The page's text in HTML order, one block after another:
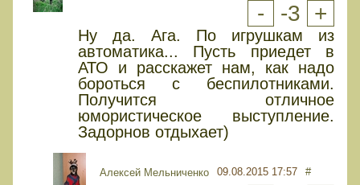
- -3 +
Ну да. Ага. По игрушкам из
автоматика... Пусть приедет в
АТО и расскажет нам, как надо
бороться с беспилотниками.
Получится отличное
юмористическое выступление.
Задорнов отдыхает)
Алексей Мельниченко 09.08.2015 17:57 #